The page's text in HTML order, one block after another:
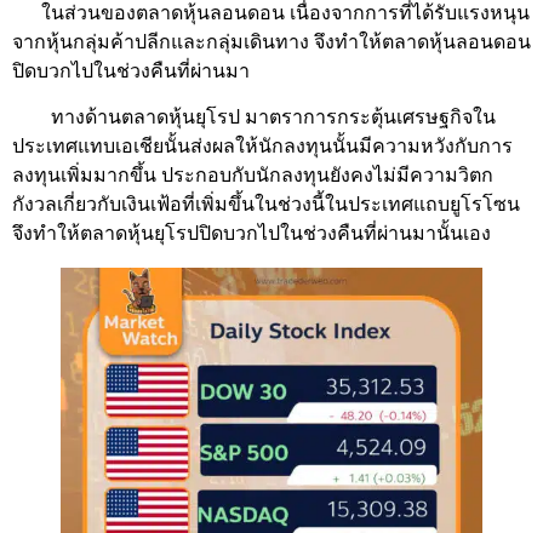
ในส่วนของตลาดหุ้นลอนดอน เนื่องจากการที่ได้รับแรงหนุน
จากหุ้นกลุ่มค้าปลีกและกลุ่มเดินทาง จึงทำให้ตลาดหุ้นลอนดอน
ปิดบวกไปในช่วงคืนที่ผ่านมา
ทางด้านตลาดหุ้นยุโรป มาตราการกระตุ้นเศรษฐกิจใน
ประเทศแทบเอเชียนั้นส่งผลให้นักลงทุนนั้นมีความหวังกับการ
ลงทุนเพิ่มมากขึ้น ประกอบกับนักลงทุนยังคงไม่มีความวิตก
กังวลเกี่ยวกับเงินเฟ้อที่เพิ่มขึ้นในช่วงนี้ในประเทศแถบยูโรโซน
จึงทำให้ตลาดหุ้นยุโรปปิดบวกไปในช่วงคืนที่ผ่านมานั้นเอง